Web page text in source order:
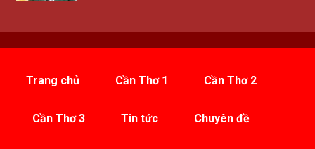
Trang chủ Cần Thơ 1 Cần Thơ 2
Cần Thơ 3 Tin tức Chuyên đề